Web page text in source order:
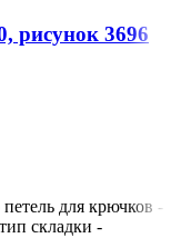
рисунок 3696
для крючков -
складки -